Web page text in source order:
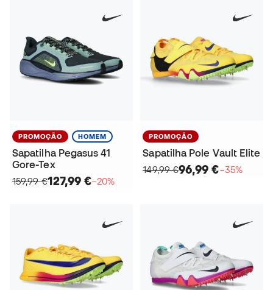
PROMOÇÃO HOMEM
Sapatilha Pegasus 41
Gore-Tex
159,99 €127,99 €−20%
PROMOÇÃO
Sapatilha Pole Vault Elite
149,99 €96,99 €−35%